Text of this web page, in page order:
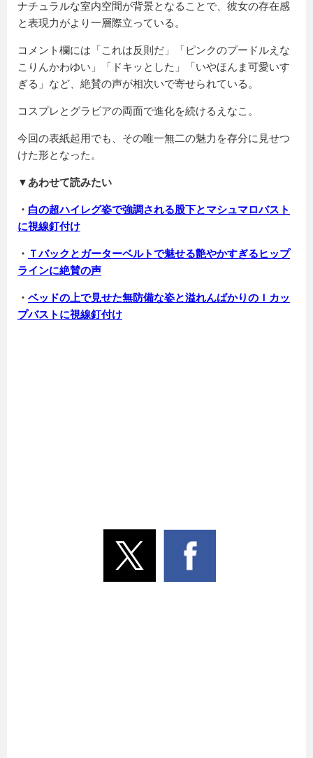
ナチュラルな室内空間が背景となることで、彼女の存在感
と表現力がより一層際立っている。
コメント欄には「これは反則だ」「ピンクのプードルえな
こりんかわゆい」「ドキッとした」「いやほんま可愛いす
ぎる」など、絶賛の声が相次いで寄せられている。
コスプレとグラビアの両面で進化を続けるえなこ。
今回の表紙起用でも、その唯一無二の魅力を存分に見せつ
けた形となった。
▼あわせて読みたい
・ 白の超ハイレグ姿で強調される股下とマシュマロバスト
に視線釘付け
・ Ｔバックとガーターベルトで魅せる艶やかすぎるヒップ
ラインに絶賛の声
・ ベッドの上で見せた無防備な姿と溢れんばかりのＩカッ
プバストに視線釘付け